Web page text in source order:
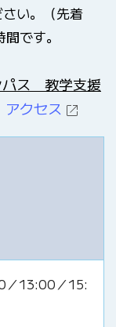
い。（先着
です。
パス 教学支援
アクセス
／13:00／15: